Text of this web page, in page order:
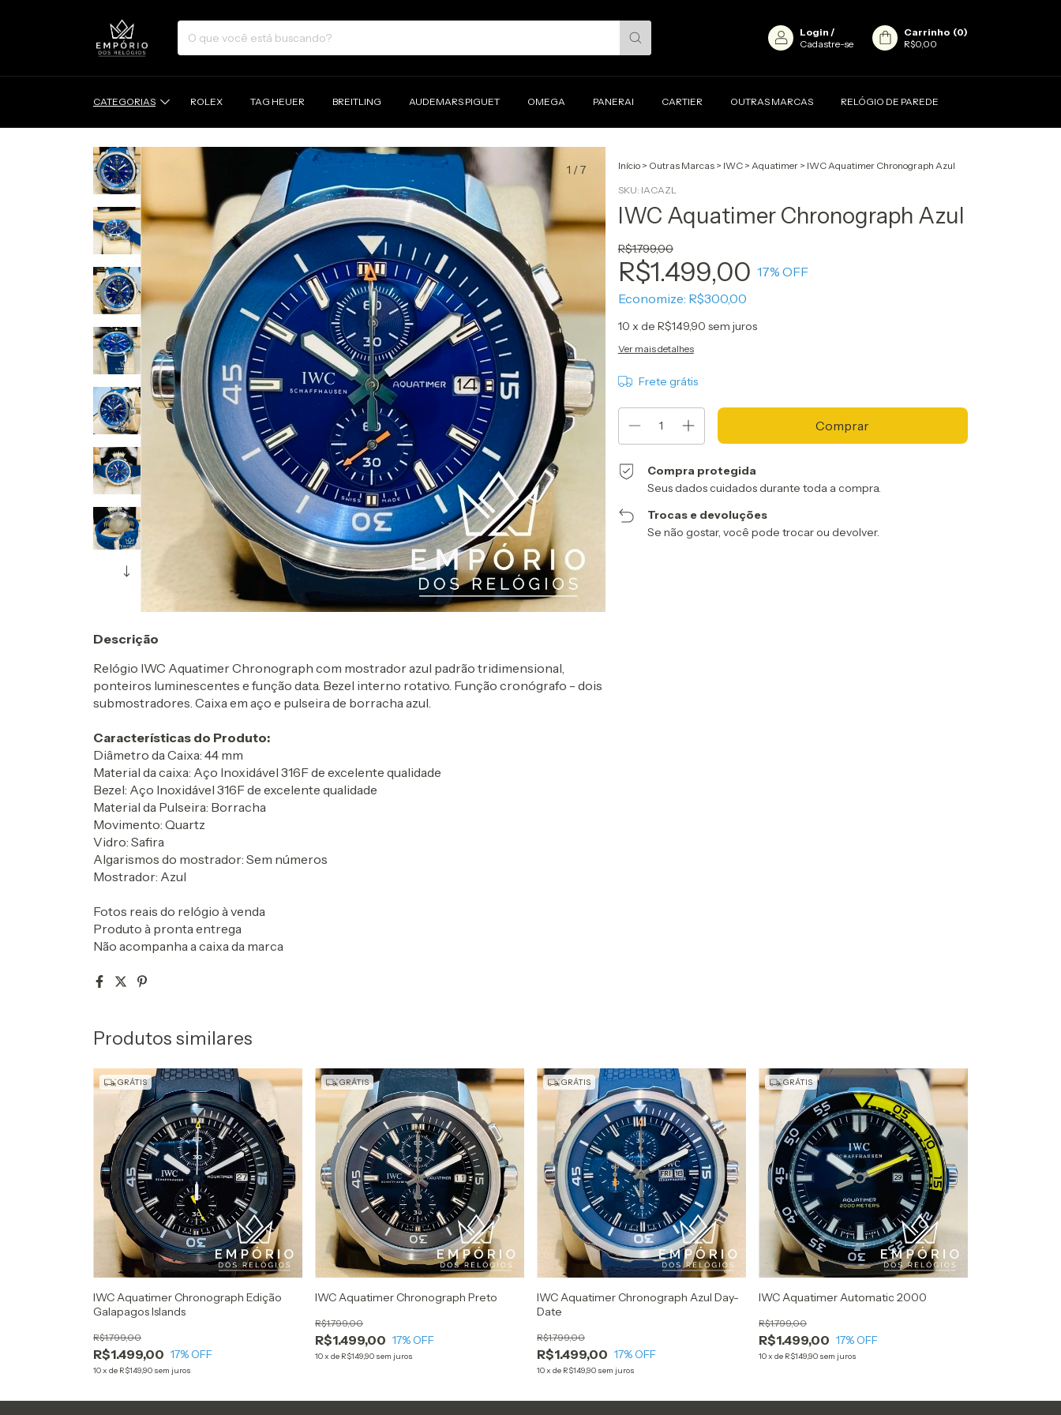
Login /
Cadastre-se
Carrinho (0)
R$0,00
CATEGORIAS ROLEX TAG HEUER BREITLING AUDEMARS PIGUET OMEGA PANERAI CARTIER OUTRAS MARCAS RELÓGIO DE PAREDE
1 /7 Início > Outras Marcas > IWC > Aquatimer > IWC Aquatimer Chronograph Azul
SKU: IACAZL
IWC Aquatimer Chronograph Azul
R$1.799,00
R$1.499,00 17% OFF
Economize: R$300,00
10 x de R$149,90 sem juros
Ver mais detalhes
Frete grátis
Compra protegida
Seus dados cuidados durante toda a compra.
Trocas e devoluções
Se não gostar, você pode trocar ou devolver.
Descrição
Relógio IWC Aquatimer Chronograph com mostrador azul padrão tridimensional,
ponteiros luminescentes e função data. Bezel interno rotativo. Função cronógrafo - dois
submostradores. Caixa em aço e pulseira de borracha azul.
Características do Produto:
Diâmetro da Caixa: 44 mm
Material da caixa: Aço Inoxidável 316F de excelente qualidade
Bezel: Aço Inoxidável 316F de excelente qualidade
Material da Pulseira: Borracha
Movimento: Quartz
Vidro: Safira
Algarismos do mostrador: Sem números
Mostrador: Azul
Fotos reais do relógio à venda
Produto à pronta entrega
Não acompanha a caixa da marca
Produtos similares
GRÁTIS
IWC Aquatimer Chronograph Edição
Galapagos Islands
R$1.499,00
R$1.799,00
17% OFF
10x de R$149,90 sem juros
GRÁTIS
IWC Aquatimer Chronograph Preto
R$1.499,00
R$1.799,00
17% OFF
10x de R$149,90 sem juros
GRÁTIS
IWC Aquatimer Chronograph Azul Day-
Date
R$1.499,00
R$1.799,00
17% OFF
10x de R$149,90 sem juros
GRÁTIS
IWC Aquatimer Automatic 2000
R$1.499,00
R$1.799,00
17% OFF
10x de R$149,90 sem juros